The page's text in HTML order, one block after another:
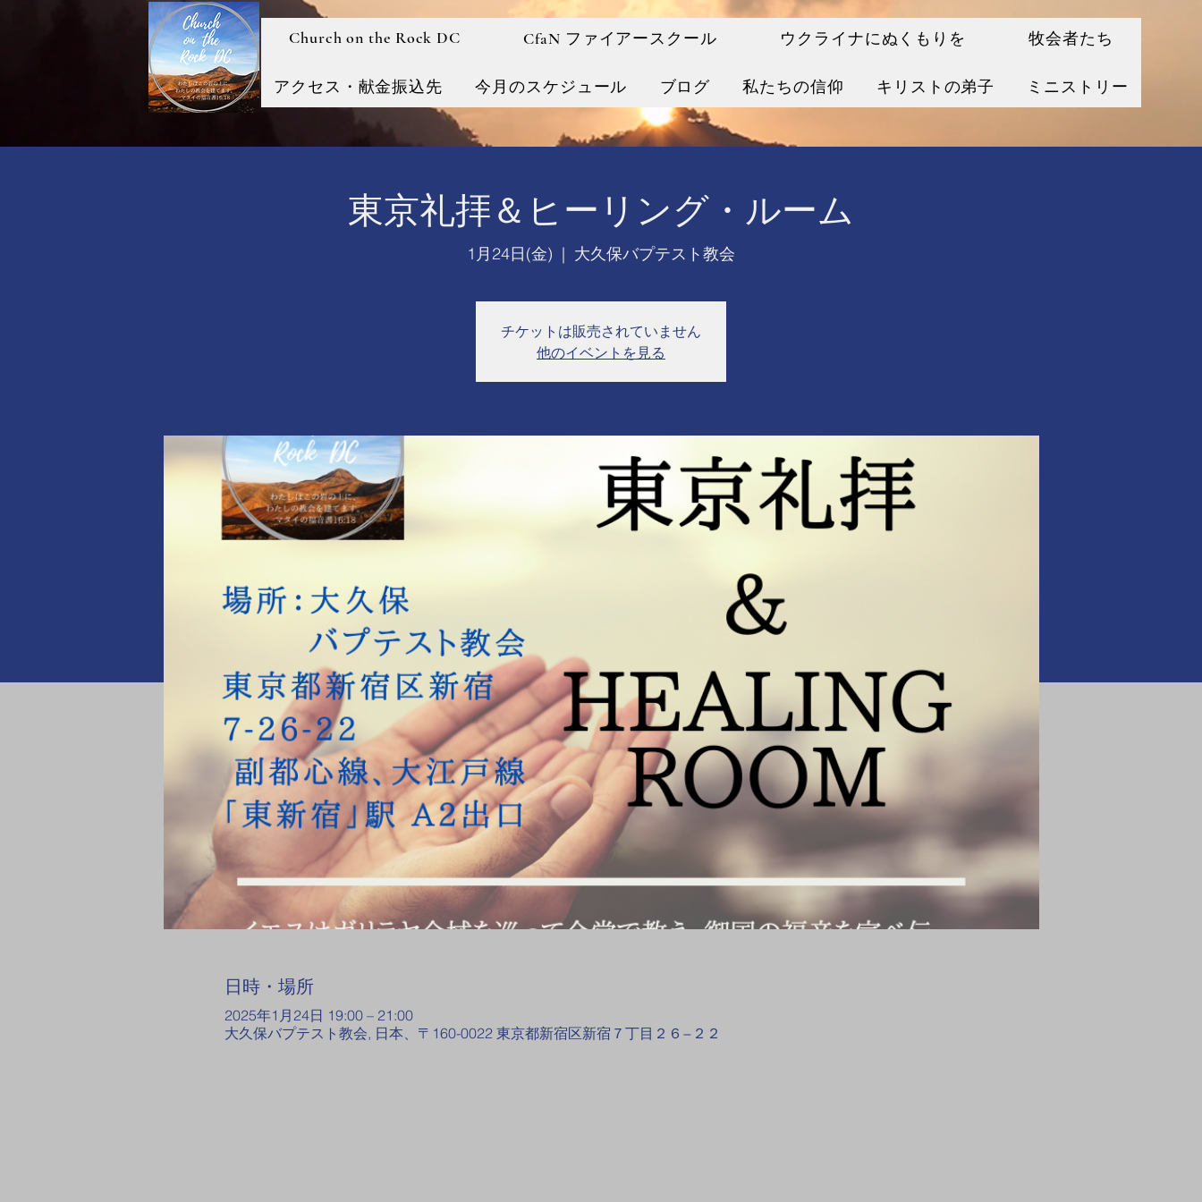
Church on the Rock DC CfaN ファイアースクール ウクライナにぬくもりを 牧会者たち
アクセス・献金振込先 今月のスケジュール ブログ 私たちの信仰 キリストの弟子 ミニストリー
東京礼拝＆ヒーリング・ルーム
1月24日(金)
  |
大久保バプテスト教会
チケットは販売されていません
他のイベントを見る
日時・場所
2025年1月24日 19:00 – 21:00
大久保バプテスト教会, 日本、〒160-0022 東京都新宿区新宿７丁目２６−２２